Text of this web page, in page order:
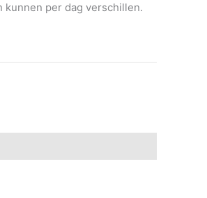
kunnen per dag verschillen.